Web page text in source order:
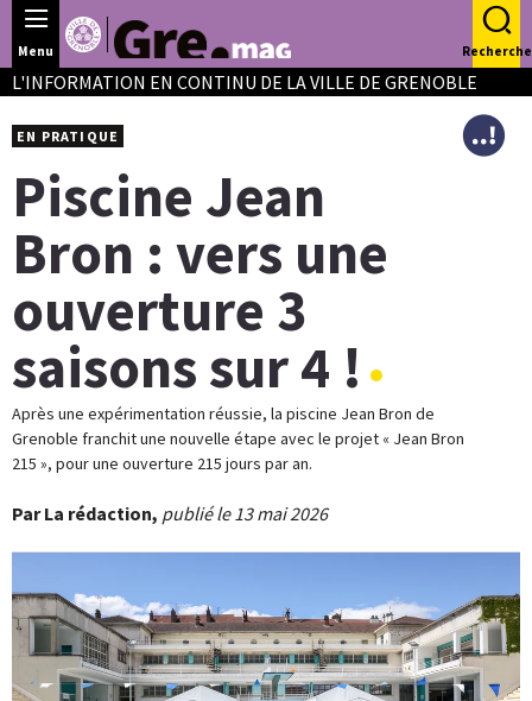
Panneau de gestion des cookies
Menu Recherche
L'INFORMATION EN CONTINU DE LA VILLE DE GRENOBLE
Piscine Jean
Bron : vers une
ouverture 3
saisons sur 4 !
Après une expérimentation réussie, la piscine Jean Bron de
Grenoble franchit une nouvelle étape avec le projet « Jean Bron
215 », pour une ouverture 215 jours par an.
EN PRATIQUE
Par La rédaction, publié le 13 mai 2026